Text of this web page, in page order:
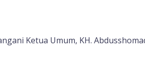
Ketua Umum, KH.